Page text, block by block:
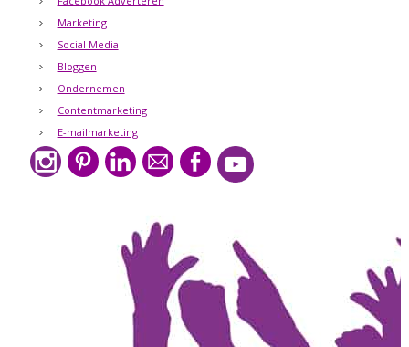
Marketing
Social Media
Bloggen
Ondernemen
Contentmarketing
E-mailmarketing